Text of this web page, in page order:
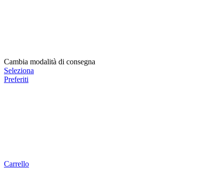
Cambia modalità di consegna
Seleziona
Preferiti
Carrello